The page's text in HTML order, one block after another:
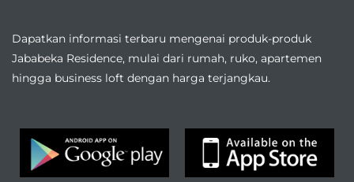
Dapatkan informasi terbaru mengenai produk-produk
Jababeka Residence, mulai dari rumah, ruko, apartemen
hingga business loft dengan harga terjangkau.